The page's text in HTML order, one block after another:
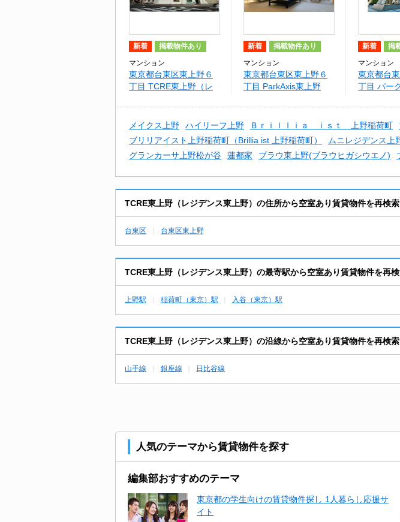
新着 掲載物件あり
マンション
東京都台東区東上野６
丁目 TCRE東上野（レ
新着 掲載物件あり
マンション
東京都台東区東上野６
丁目 ParkAxis東上野
新着 掲
マンション
東京都台
丁目 パー
メイクス上野 ハイリーフ上野 Ｂｒｉｌｌｉａ ｉｓｔ 上野稲荷町
ブリリアイスト上野稲荷町（Brillia ist 上野稲荷町）
ムニレジデンス上
グランカーサ上野松が谷
蓮都家 ブラウ東上野(ブラウヒガシウエノ)
TCRE東上野（レジデンス東上野）の住所から空室あり賃貸物件を再検索
台東区 台東区東上野
TCRE東上野（レジデンス東上野）の最寄駅から空室あり賃貸物件を再
上野駅 稲荷町（東京）駅 入谷（東京）駅
TCRE東上野（レジデンス東上野）の沿線から空室あり賃貸物件を再検索
山手線 銀座線 日比谷線
人気のテーマから賃貸物件を探す
編集部おすすめのテーマ
東京都の学生向けの賃貸物件探し 1人暮らし応援サ
イト